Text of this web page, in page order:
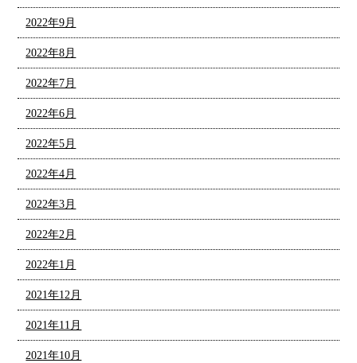
2022年9月
2022年8月
2022年7月
2022年6月
2022年5月
2022年4月
2022年3月
2022年2月
2022年1月
2021年12月
2021年11月
2021年10月